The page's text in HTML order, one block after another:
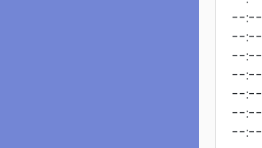
--:--
--:--
--:--
--:--
--:--
--:--
--:--